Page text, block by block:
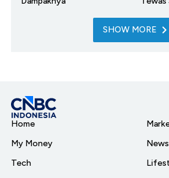
SHOW MORE
Home
My Money
Tech
News